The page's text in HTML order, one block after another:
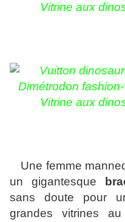
Vitrine aux
Dimétrodon
Vitrine aux
Une femme
un gigantesque
sans doute pour
grandes vitrines